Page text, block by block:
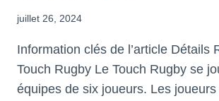
juillet 26, 2024
Information clés de l’article Détails
Touch Rugby Le Touch Rugby se
équipes de six joueurs. Les